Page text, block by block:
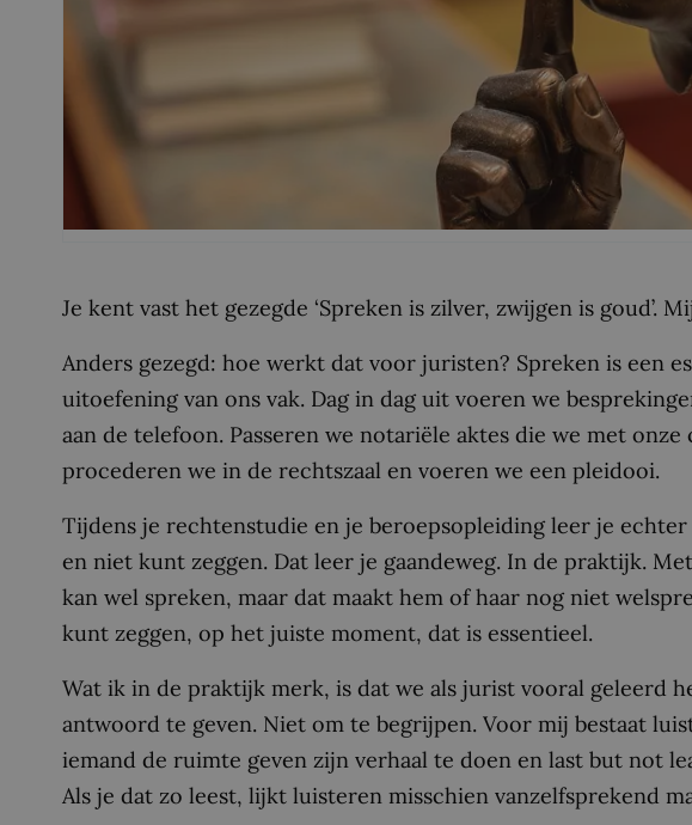
Je kent vast het gezegde ‘Spreken is zilver, zwijgen is goud’.
Anders gezegd: hoe werkt dat voor juristen? Spreken is een
uitoefening van ons vak. Dag in dag uit voeren we
aan de telefoon. Passeren we notariële aktes die we met
procederen we in de rechtszaal en voeren we een pleidooi.
Tijdens je rechtenstudie en je beroepsopleiding leer je
en niet kunt zeggen. Dat leer je gaandeweg. In de praktijk.
kan wel spreken, maar dat maakt hem of haar nog niet
kunt zeggen, op het juiste moment, dat is essentieel.
Wat ik in de praktijk merk, is dat we als jurist vooral geleerd
antwoord te geven. Niet om te begrijpen. Voor mij bestaat
iemand de ruimte geven zijn verhaal te doen en last but not
Als je dat zo leest, lijkt luisteren misschien vanzelfsprekend